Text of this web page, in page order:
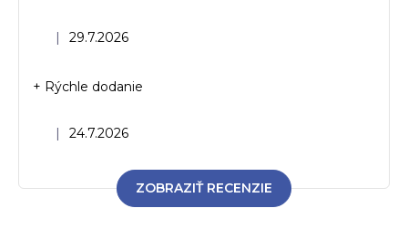
Hodnotenie obchodu je 5 z 5 hviezdičiek.
29.7.2026
Hodnotenie obchodu je 5 z 5 hviezdičiek.
24.7.2026
+ Rýchle dodanie
ZOBRAZIŤ RECENZIE